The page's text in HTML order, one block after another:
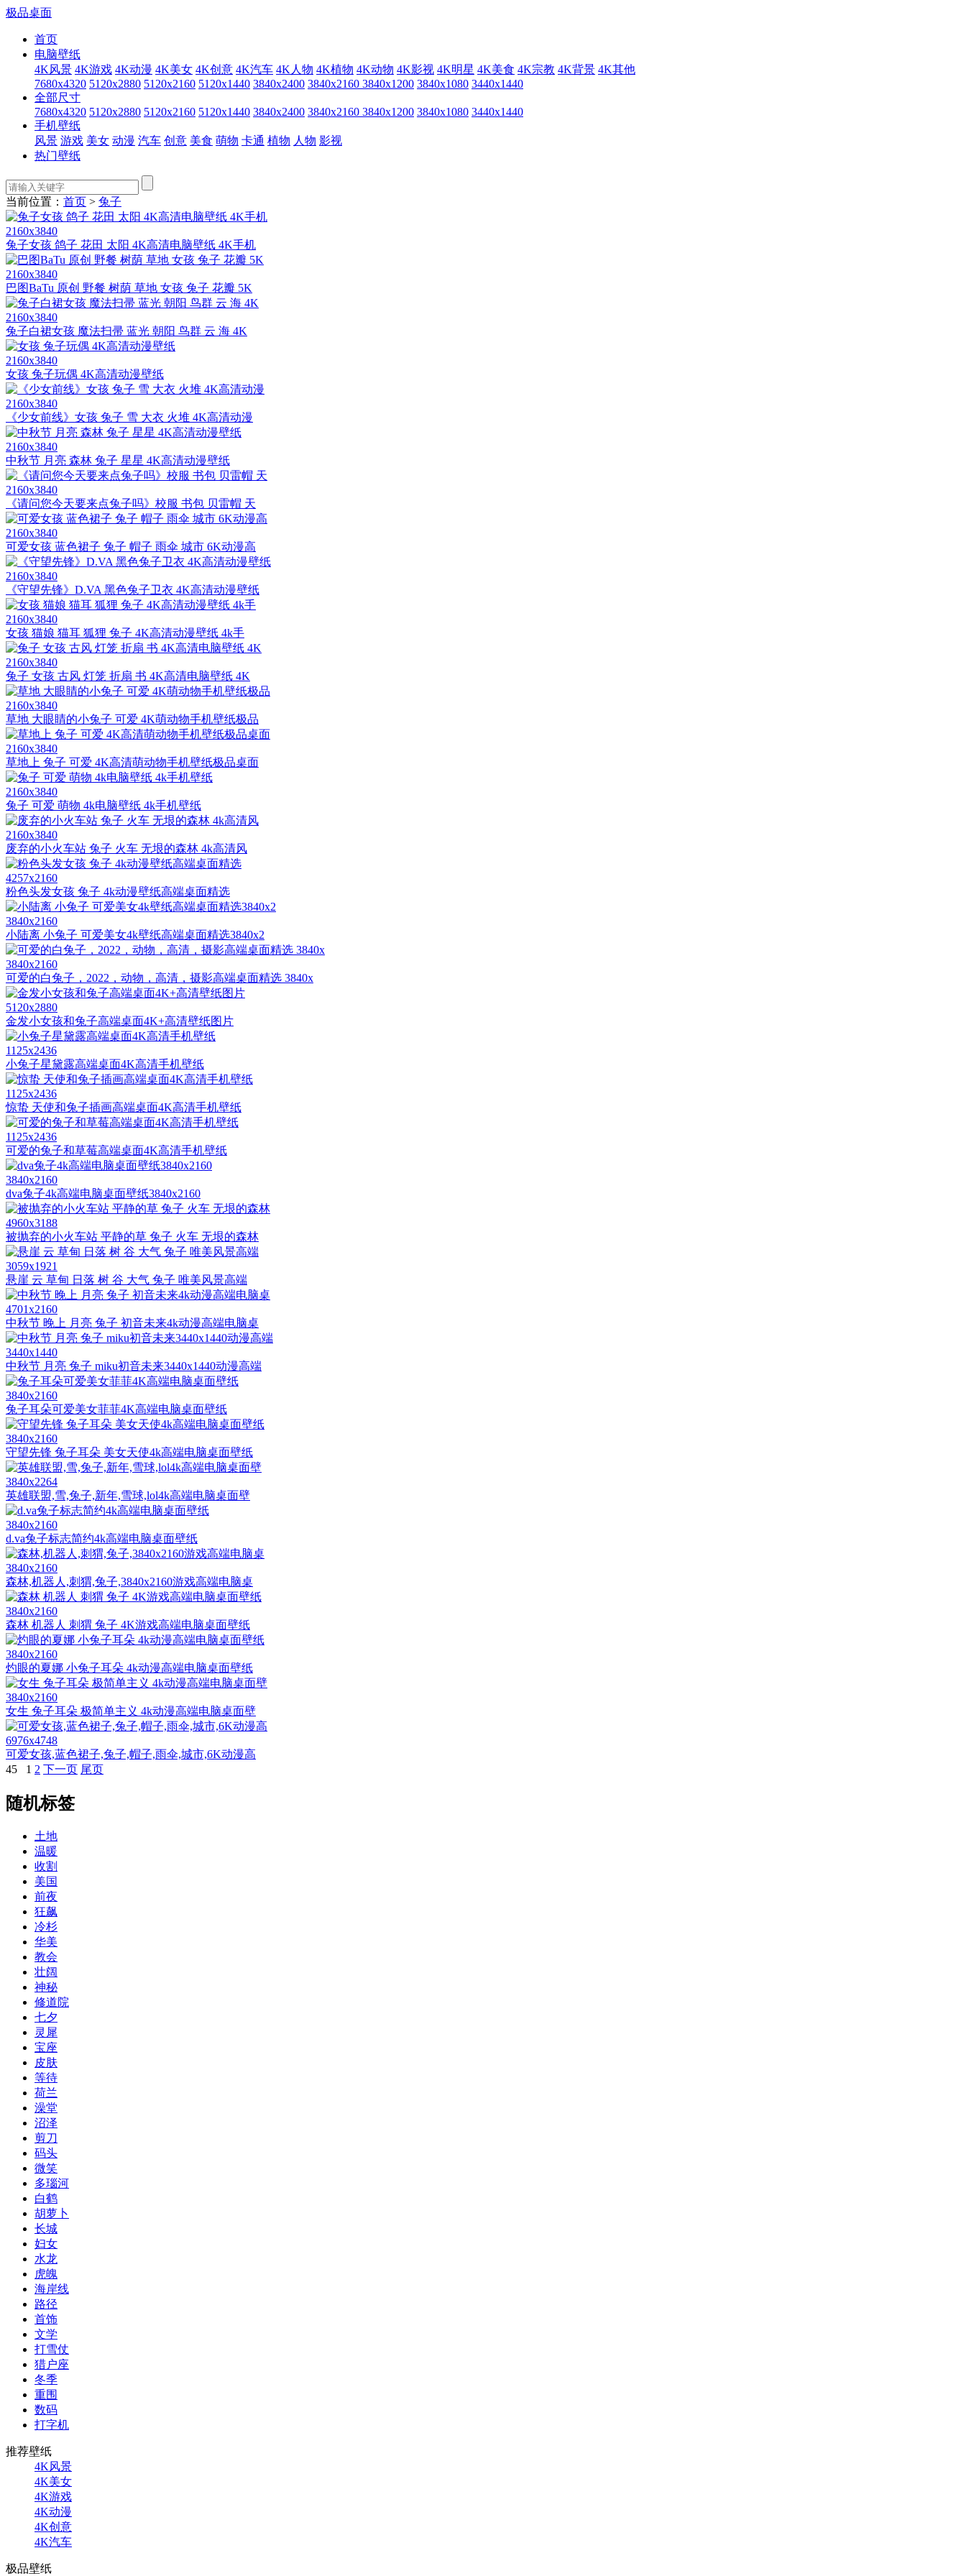
极品桌面
首页
电脑壁纸
4K风景 4K游戏 4K动漫 4K美女 4K创意 4K汽车 4K人物 4K植物 4K动物 4K影视 4K明星 4K美食 4K宗教 4K背景 4K其他
7680x4320 5120x2880 5120x2160 5120x1440 3840x2400 3840x2160 3840x1200 3840x1080 3440x1440
全部尺寸
7680x4320 5120x2880 5120x2160 5120x1440 3840x2400 3840x2160 3840x1200 3840x1080 3440x1440
手机壁纸
风景 游戏 美女 动漫 汽车 创意 美食 萌物 卡通 植物 人物 影视
热门壁纸
当前位置： 首页 > 兔子
2160x3840
兔子女孩 鸽子 花田 太阳 4K高清电脑壁纸 4K手机
2160x3840
巴图BaTu 原创 野餐 树荫 草地 女孩 兔子 花瓣 5K
2160x3840
兔子白裙女孩 魔法扫帚 蓝光 朝阳 鸟群 云 海 4K
2160x3840
女孩 兔子玩偶 4K高清动漫壁纸
2160x3840
《少女前线》女孩 兔子 雪 大衣 火堆 4K高清动漫
2160x3840
中秋节 月亮 森林 兔子 星星 4K高清动漫壁纸
2160x3840
《请问您今天要来点兔子吗》校服 书包 贝雷帽 天
2160x3840
可爱女孩 蓝色裙子 兔子 帽子 雨伞 城市 6K动漫高
2160x3840
《守望先锋》D.VA 黑色兔子卫衣 4K高清动漫壁纸
2160x3840
女孩 猫娘 猫耳 狐狸 兔子 4K高清动漫壁纸 4k手
2160x3840
兔子 女孩 古风 灯笼 折扇 书 4K高清电脑壁纸 4K
2160x3840
草地 大眼睛的小兔子 可爱 4K萌动物手机壁纸极品
2160x3840
草地上 兔子 可爱 4K高清萌动物手机壁纸极品桌面
2160x3840
兔子 可爱 萌物 4k电脑壁纸 4k手机壁纸
2160x3840
废弃的小火车站 兔子 火车 无垠的森林 4k高清风
4257x2160
粉色头发女孩 兔子 4k动漫壁纸高端桌面精选
3840x2160
小陆离 小兔子 可爱美女4k壁纸高端桌面精选3840x2
3840x2160
可爱的白兔子，2022，动物，高清，摄影高端桌面精选 3840x
5120x2880
金发小女孩和兔子高端桌面4K+高清壁纸图片
1125x2436
小兔子星黛露高端桌面4K高清手机壁纸
1125x2436
惊蛰 天使和兔子插画高端桌面4K高清手机壁纸
1125x2436
可爱的兔子和草莓高端桌面4K高清手机壁纸
3840x2160
dva兔子4k高端电脑桌面壁纸3840x2160
4960x3188
被抛弃的小火车站 平静的草 兔子 火车 无垠的森林
3059x1921
悬崖 云 草甸 日落 树 谷 大气 兔子 唯美风景高端
4701x2160
中秋节 晚上 月亮 兔子 初音未来4k动漫高端电脑桌
3440x1440
中秋节 月亮 兔子 miku初音未来3440x1440动漫高端
3840x2160
兔子耳朵可爱美女菲菲4K高端电脑桌面壁纸
3840x2160
守望先锋 兔子耳朵 美女天使4k高端电脑桌面壁纸
3840x2264
英雄联盟,雪,兔子,新年,雪球,lol4k高端电脑桌面壁
3840x2160
d.va兔子标志简约4k高端电脑桌面壁纸
3840x2160
森林,机器人,刺猬,兔子,3840x2160游戏高端电脑桌
3840x2160
森林 机器人 刺猬 兔子 4K游戏高端电脑桌面壁纸
3840x2160
灼眼的夏娜 小兔子耳朵 4k动漫高端电脑桌面壁纸
3840x2160
女生 兔子耳朵 极简单主义 4k动漫高端电脑桌面壁
6976x4748
可爱女孩,蓝色裙子,兔子,帽子,雨伞,城市,6K动漫高
45
1 2 下一页 尾页
随机标签
土地
温暖
收割
美国
前夜
狂飙
冷杉
华美
教会
壮阔
神秘
修道院
七夕
灵犀
宝座
皮肤
等待
荷兰
澡堂
沼泽
剪刀
码头
微笑
多瑙河
白鹤
胡萝卜
长城
妇女
水龙
虎魄
海岸线
路径
首饰
文学
打雪仗
猎户座
冬季
重围
数码
打字机
推荐壁纸
4K风景
4K美女
4K游戏
4K动漫
4K创意
4K汽车
极品壁纸